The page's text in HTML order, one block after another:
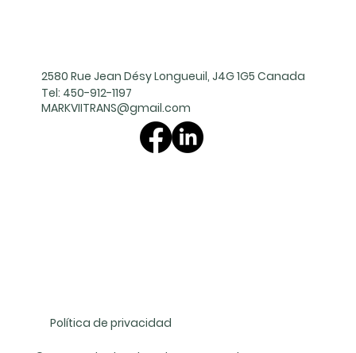
2580 Rue Jean Désy Longueuil, J4G 1G5 Canada
Tel: 450-912-1197
MARKVIITRANS@gmail.com
Política de privacidad